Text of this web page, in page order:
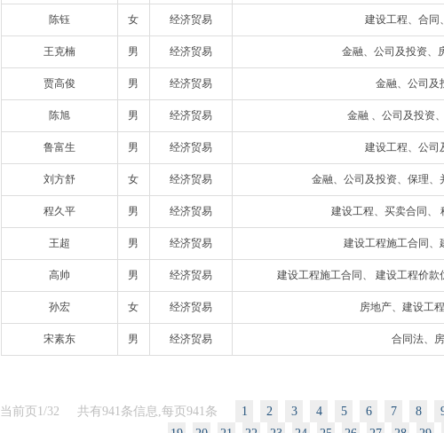
陈钰 女 经济贸易 建设工程、合同
王克楠 男 经济贸易 金融、公司及投资、
贾高俊 男 经济贸易 金融、公司及
陈旭 男 经济贸易 金融 、公司及投资
鲁富生 男 经济贸易 建设工程、公司
刘方舒 女 经济贸易 金融、公司及投资、保理、
程久平 男 经济贸易 建设工程、买卖合同、
王超 男 经济贸易 建设工程施工合同、
高帅 男 经济贸易 建设工程施工合同、 建设工程价
孙宏 女 经济贸易 房地产、建设工
宋素东 男 经济贸易 合同法、
当前页1/32 共有941条信息,每页941条 1 2 3 4 5 6 7 8